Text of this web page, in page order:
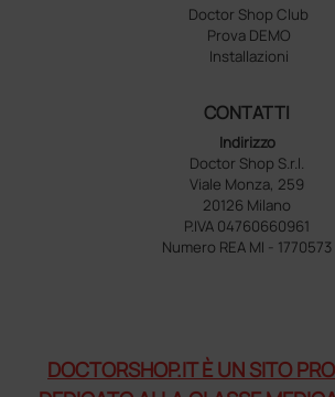
Doctor Shop Club
Prova DEMO
Installazioni
CONTATTI
Indirizzo
Doctor Shop S.r.l.
Viale Monza, 259
20126 Milano
P.IVA 04760660961
Numero REA MI - 1770573
DOCTORSHOP.IT È UN SITO